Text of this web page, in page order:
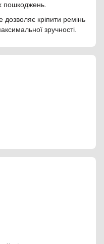
пошкоджень.
дозволяє кріпити ремінь
зручності.